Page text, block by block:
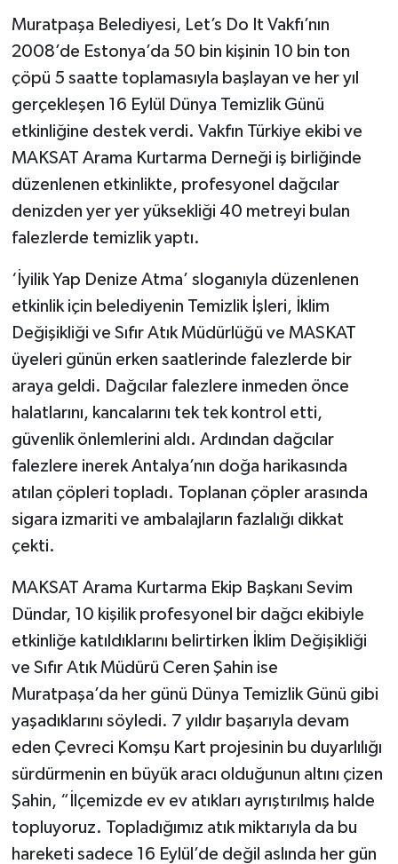
Muratpaşa Belediyesi, Let’s Do It Vakfı’nın
2008’de Estonya’da 50 bin kişinin 10 bin ton
çöpü 5 saatte toplamasıyla başlayan ve her yıl
gerçekleşen 16 Eylül Dünya Temizlik Günü
etkinliğine destek verdi. Vakfın Türkiye ekibi ve
MAKSAT Arama Kurtarma Derneği iş birliğinde
düzenlenen etkinlikte, profesyonel dağcılar
denizden yer yer yüksekliği 40 metreyi bulan
falezlerde temizlik yaptı.
‘İyilik Yap Denize Atma’ sloganıyla düzenlenen
etkinlik için belediyenin Temizlik İşleri, İklim
Değişikliği ve Sıfır Atık Müdürlüğü ve MASKAT
üyeleri günün erken saatlerinde falezlerde bir
araya geldi. Dağcılar falezlere inmeden önce
halatlarını, kancalarını tek tek kontrol etti,
güvenlik önlemlerini aldı. Ardından dağcılar
falezlere inerek Antalya’nın doğa harikasında
atılan çöpleri topladı. Toplanan çöpler arasında
sigara izmariti ve ambalajların fazlalığı dikkat
çekti.
MAKSAT Arama Kurtarma Ekip Başkanı Sevim
Dündar, 10 kişilik profesyonel bir dağcı ekibiyle
etkinliğe katıldıklarını belirtirken İklim Değişikliği
ve Sıfır Atık Müdürü Ceren Şahin ise
Muratpaşa’da her günü Dünya Temizlik Günü gibi
yaşadıklarını söyledi. 7 yıldır başarıyla devam
eden Çevreci Komşu Kart projesinin bu duyarlılığı
sürdürmenin en büyük aracı olduğunun altını çizen
Şahin, “İlçemizde ev ev atıkları ayrıştırılmış halde
topluyoruz. Topladığımız atık miktarıyla da bu
hareketi sadece 16 Eylül’de değil aslında her gün